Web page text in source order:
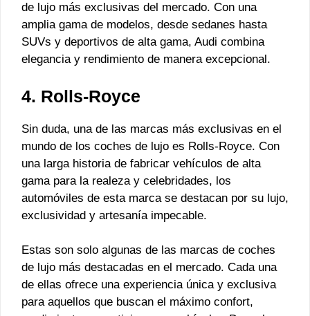
de lujo más exclusivas del mercado. Con una
amplia gama de modelos, desde sedanes hasta
SUVs y deportivos de alta gama, Audi combina
elegancia y rendimiento de manera excepcional.
4. Rolls-Royce
Sin duda, una de las marcas más exclusivas en el
mundo de los coches de lujo es Rolls-Royce. Con
una larga historia de fabricar vehículos de alta
gama para la realeza y celebridades, los
automóviles de esta marca se destacan por su lujo,
exclusividad y artesanía impecable.
Estas son solo algunas de las marcas de coches
de lujo más destacadas en el mercado. Cada una
de ellas ofrece una experiencia única y exclusiva
para aquellos que buscan el máximo confort,